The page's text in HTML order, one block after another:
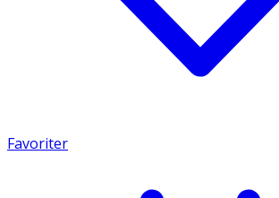
Favoriter